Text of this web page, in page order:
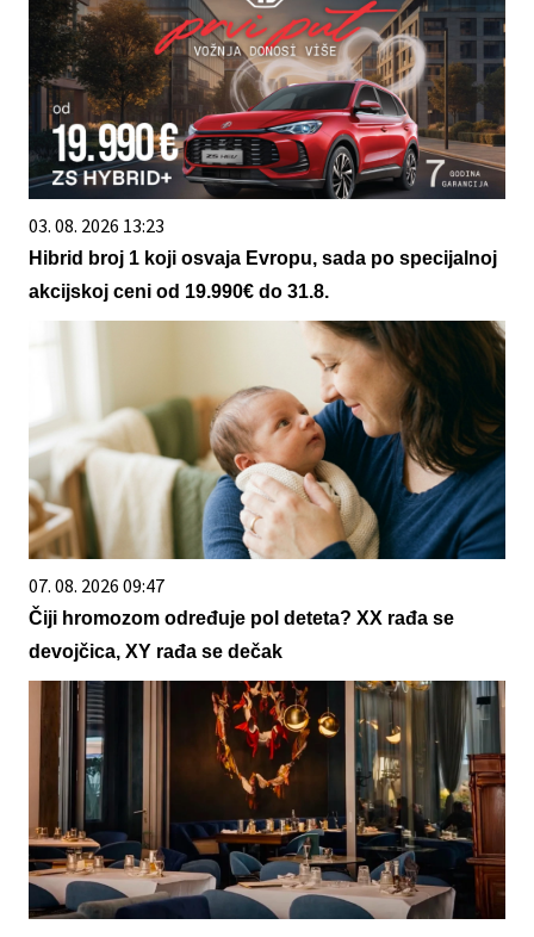
03. 08. 2026 13:23
Hibrid broj 1 koji osvaja Evropu, sada po specijalnoj
akcijskoj ceni od 19.990€ do 31.8.
07. 08. 2026 09:47
Čiji hromozom određuje pol deteta? XX rađa se
devojčica, XY rađa se dečak